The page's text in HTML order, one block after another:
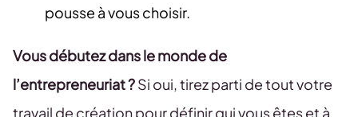
pousse à vous choisir.
Vous débutez dans le monde de
l’entrepreneuriat ?Si oui, tirez parti de tout votre
travail de création pour définir qui vous êtes et à